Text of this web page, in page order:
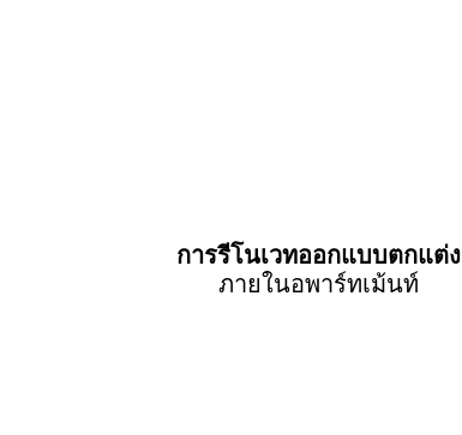
การรีโนเวทออกแบบตกแต่ง
ภายในอพาร์ทเม้นท์